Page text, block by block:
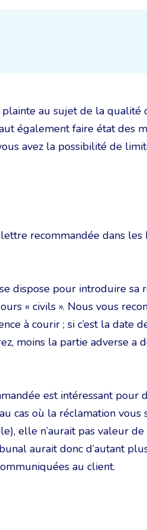
au sujet de la qualité
également faire état des
avez la possibilité de
recommandée dans les
dispose pour introduire sa
« civils ». Nous vous
à courir ; si c’est la date
moins la partie adverse a
est intéressant pour
cas où la réclamation vous
elle n’aurait pas valeur
aurait donc d’autant
au client.